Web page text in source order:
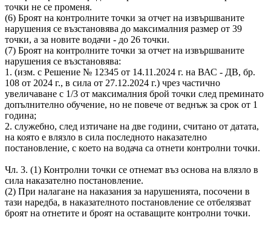
точки не се променя.
(6) Броят на контролните точки за отчет на извършваните
нарушения се възстановява до максималния размер от 39
точки, а за новите водачи - до 26 точки.
(7) Броят на контролните точки за отчет на извършваните
нарушения се възстановява:
1. (изм. с Решение № 12345 от 14.11.2024 г. на ВАС - ДВ, бр.
108 от 2024 г., в сила от 27.12.2024 г.) чрез частично
увеличаване с 1/3 от максималния брой точки след преминато
допълнително обучение, но не повече от веднъж за срок от 1
година;
2. служебно, след изтичане на две години, считано от датата,
на която е влязло в сила последното наказателно
постановление, с което на водача са отнети контролни точки.
Чл. 3. (1) Контролни точки се отнемат въз основа на влязло в
сила наказателно постановление.
(2) При налагане на наказания за нарушенията, посочени в
тази наредба, в наказателното постановление се отбелязват
броят на отнетите и броят на оставащите контролни точки.